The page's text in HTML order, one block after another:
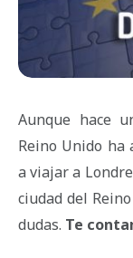
Aunque hace
Reino Unido ha
a viajar a
ciudad del
dudas. Te